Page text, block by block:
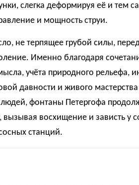
слегка деформируя её и тем
и мощность струи.
не терпящее грубой силы,
Именно благодаря
учёта природного рельефа,
давности и живого мастерства
фонтаны Петергофа
вызывая восхищение и зависть у
станций.